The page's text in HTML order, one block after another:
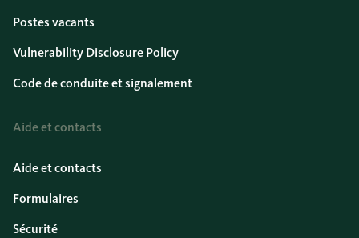
Postes vacants
Vulnerability Disclosure Policy
Code de conduite et signalement
Aide et contacts
Aide et contacts
Formulaires
Sécurité